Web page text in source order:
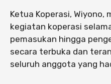
Ketua Koperasi, Wiyono,
kegiatan koperasi
pemasukan hingga
secara terbuka dan
seluruh anggota yang